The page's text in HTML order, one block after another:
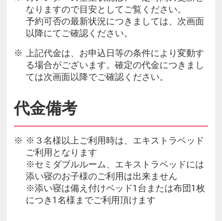
なりますので目安としてご覧ください。
予約可否の最新状況につきましては、次画面
以降にてご確認ください。
上記代金は、お申込日等の条件により変動す
る場合がございます。確定の代金につきまし
ては次画面以降でご確認ください。
代金備考
※３名様以上ご利用時は、エキストラベッド
ご利用となります
※セミダブルルーム、エキストラベッドには
添い寝のお子様のご利用は出来ません
※添い寝は備え付けベッド1台または布団1枚
につき1名様までご利用頂けます